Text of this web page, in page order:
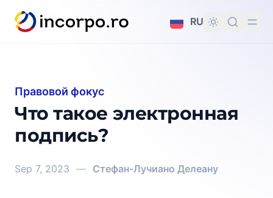
контенту
RU
Правовой фокус
Что такое электронная
подпись?
Sep 7, 2023 — Стефан-Лучиано Делеану